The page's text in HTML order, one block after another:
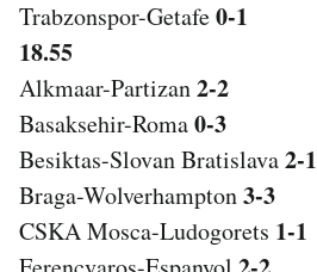
Trabzonspor-Getafe0-1
18.55
Alkmaar-Partizan2-2
Basaksehir-Roma0-3
Besiktas-Slovan Bratislava2-1
Braga-Wolverhampton3-3
CSKA Mosca-Ludogorets 1-1